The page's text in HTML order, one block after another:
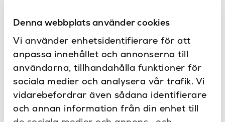
Denna webbplats använder cookies
Vi använder enhetsidentifierare för att
anpassa innehållet och annonserna till
användarna, tillhandahålla funktioner för
sociala medier och analysera vår trafik. Vi
vidarebefordrar även sådana identifierare
och annan information från din enhet till
Duravit
Beläget i de tyska Schwarzwaldskogarna, tillverkar Duravit
sina produkter med hänsyn till miljöpåverkan och
säkerställer att det, oavsett vad som tillverkar, använder
naturresurserna på ett ansvarsfullt sätt.
Sanova – Design & kvalitet för dig!
Sanova är distributör för varumärken från olika utvalda
platser i Europa. Våra produkter är noga utvalda för att